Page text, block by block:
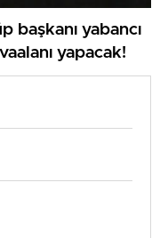
başkanı yabancı
yapacak!